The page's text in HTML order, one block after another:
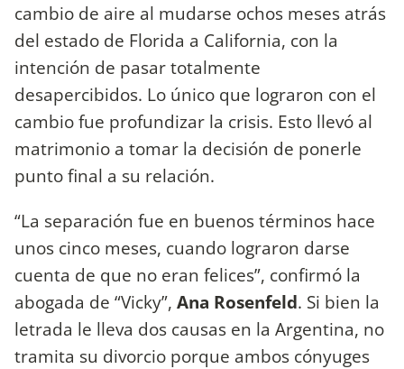
cambio de aire al mudarse ochos meses atrás
del estado de Florida a California, con la
intención de pasar totalmente
desapercibidos. Lo único que lograron con el
cambio fue profundizar la crisis. Esto llevó al
matrimonio a tomar la decisión de ponerle
punto final a su relación.
“La separación fue en buenos términos hace
unos cinco meses, cuando lograron darse
cuenta de que no eran felices”, confirmó la
abogada de “Vicky”, Ana Rosenfeld. Si bien la
letrada le lleva dos causas en la Argentina, no
tramita su divorcio porque ambos cónyuges